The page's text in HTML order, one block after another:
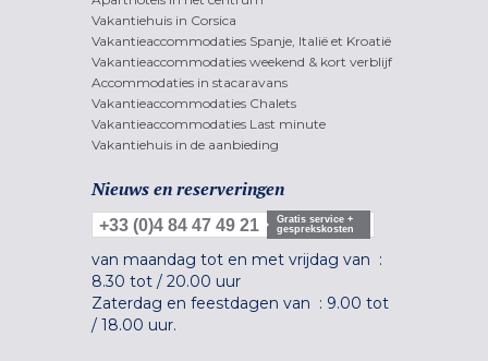
Vakantiehuis in Corsica
Vakantieaccommodaties Spanje, Italië et Kroatië
Vakantieaccommodaties weekend & kort verblijf
Accommodaties in stacaravans
Vakantieaccommodaties Chalets
Vakantieaccommodaties Last minute
Vakantiehuis in de aanbieding
Nieuws en reserveringen
+33 (0)4 84 47 49 21
Gratis service +
gesprekskosten
van maandag tot en met vrijdag van :
8.30 tot / 20.00 uur
Zaterdag en feestdagen van : 9.00 tot
/ 18.00 uur.